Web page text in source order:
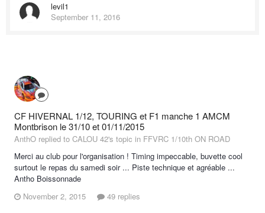
levil1
September 11, 2016
CF HIVERNAL 1/12, TOURING et F1 manche 1 AMCM
Montbrison le 31/10 et 01/11/2015
AnthO replied to CALOU 42's topic in FFVRC 1/10th ON ROAD
Merci au club pour l'organisation ! Timing impeccable, buvette cool
surtout le repas du samedi soir ... Piste technique et agréable ...
Antho Boissonnade
November 2, 2015
49 replies